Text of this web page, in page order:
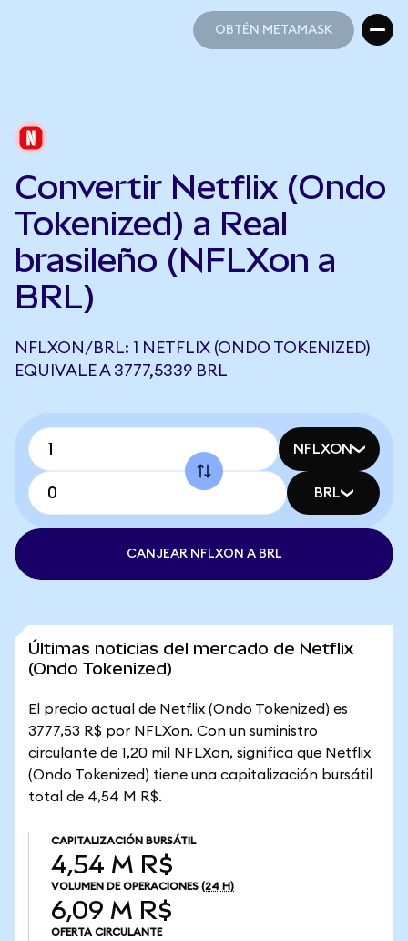
OBTÉN METAMASK
Convertir Netflix (Ondo
Tokenized) a Real
brasileño (NFLXon a
BRL)
NFLXON/BRL: 1 NETFLIX (ONDO TOKENIZED)
EQUIVALE A 3777,5339 BRL
NFLXON
BRL
CANJEAR NFLXON A BRL
Últimas noticias del mercado de Netflix
(Ondo Tokenized)
El precio actual de Netflix (Ondo Tokenized) es
3777,53 R$ por NFLXon. Con un suministro
circulante de 1,20 mil NFLXon, significa que Netflix
(Ondo Tokenized) tiene una capitalización bursátil
total de 4,54 M R$.
CAPITALIZACIÓN BURSÁTIL
4,54 M R$
VOLUMEN DE OPERACIONES (24 H)
6,09 M R$
OFERTA CIRCULANTE